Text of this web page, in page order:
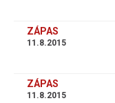
ZÁPAS
11.8.2015
ZÁPAS
11.8.2015